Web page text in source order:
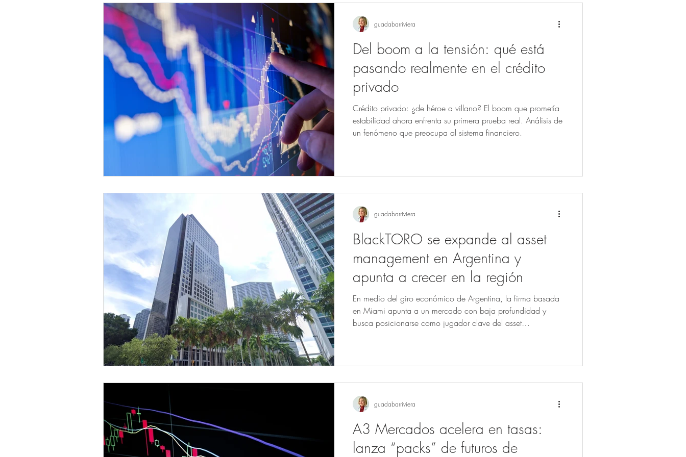
Del boom a la tensión: qué está
pasando realmente en el crédito
privado
Crédito privado: ¿de héroe a villano? El boom que prometía
estabilidad ahora enfrenta su primera prueba real. Análisis de
un fenómeno que preocupa al sistema financiero.
guadabarriviera
BlackTORO se expande al asset
management en Argentina y
apunta a crecer en la región
En medio del giro económico de Argentina, la firma basada
en Miami apunta a un mercado con baja profundidad y
busca posicionarse como jugador clave del asset
guadabarriviera
A3 Mercados acelera en tasas:
lanza “packs” de futuros de
guadabarriviera